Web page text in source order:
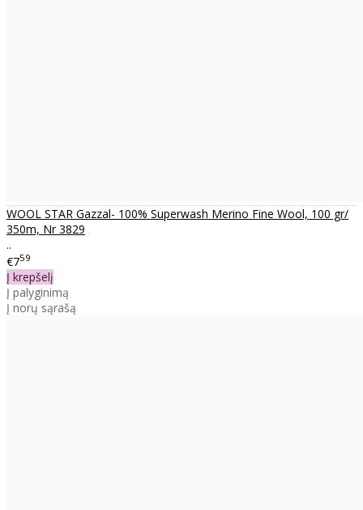
WOOL STAR Gazzal- 100% Superwash Merino Fine Wool, 100 gr/
350m, Nr 3829
..
€759
Į krepšelį
Į palyginimą
Į norų sąrašą